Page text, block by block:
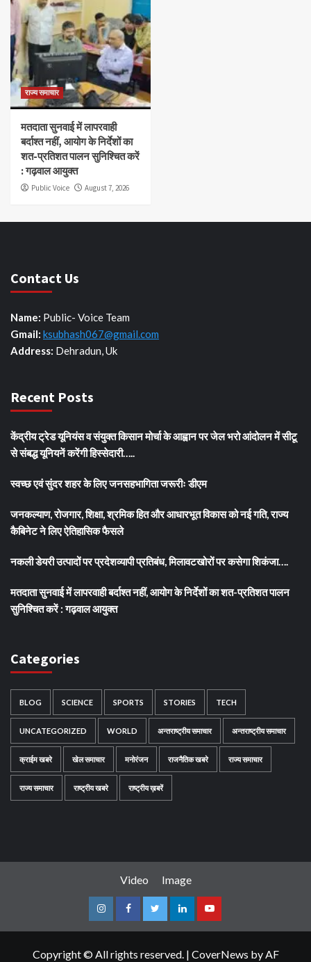
राज्य समाचार
मतदाता सुनवाई में लापरवाही
बर्दाश्त नहीं, आयोग के निर्देशों का
शत-प्रतिशत पालन सुनिश्चित करें
: गढ़वाल आयुक्त
Public Voice August 7, 2026
Contact Us
Name: Public- Voice Team
Gmail: ksubhash067@gmail.com
Address: Dehradun, Uk
Recent Posts
केंद्रीय ट्रेड यूनियंस व संयुक्त किसान मोर्चा के आह्वान पर जेल भरो आंदोलन में सीटू
से संबद्ध यूनियनें करेंगी हिस्सेदारी…..
स्वच्छ एवं सुंदर शहर के लिए जनसहभागिता जरूरीः डीएम
जनकल्याण, रोजगार, शिक्षा, श्रमिक हित और आधारभूत विकास को नई गति, राज्य
कैबिनेट ने लिए ऐतिहासिक फैसले
नकली डेयरी उत्पादों पर प्रदेशव्यापी प्रतिबंध, मिलावटखोरों पर कसेगा शिकंजा….
मतदाता सुनवाई में लापरवाही बर्दाश्त नहीं, आयोग के निर्देशों का शत-प्रतिशत पालन
सुनिश्चित करें : गढ़वाल आयुक्त
Categories
BLOG SCIENCE SPORTS STORIES TECH
UNCATEGORIZED WORLD अन्तराष्ट्रीय समाचार अन्तराष्ट्रीय समाचार
क्राईम खबरे खेल समाचार मनोरंजन राजनैतिक खबरे राज्य समाचार
राज्य समाचार राष्ट्रीय खबरे राष्ट्रीय ख़बरें
Video Image
InstagramFacebookTwitterLinkedinYoutube
Copyright © All rights reserved. | CoverNews by AF